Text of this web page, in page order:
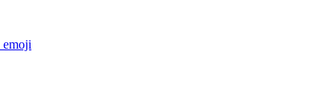
emoji